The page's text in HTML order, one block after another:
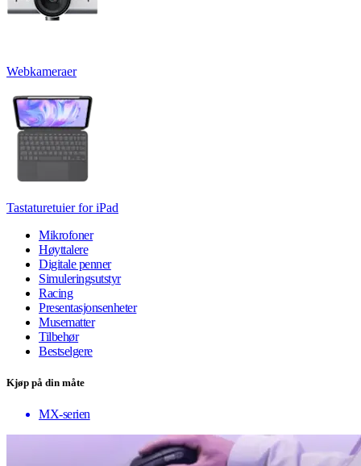
Webkameraer
Tastaturetuier for iPad
Mikrofoner
Høyttalere
Digitale penner
Simuleringsutstyr
Racing
Presentasjonsenheter
Musematter
Tilbehør
Bestselgere
Kjøp på din måte
MX-serien